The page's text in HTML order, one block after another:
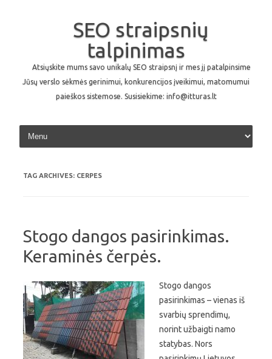
SEO straipsnių
talpinimas
Atsiųskite mums savo unikalų SEO straipsnį ir mes jį patalpinsime
Jūsų verslo sėkmės gerinimui, konkurencijos įveikimui, matomumui
paieškos sistemose. Susisiekime: info@itturas.lt
Skip to content
TAG ARCHIVES: CERPES
Stogo dangos pasirinkimas.
Keraminės čerpės.
Stogo dangos
pasirinkimas – vienas iš
svarbių sprendimų,
norint užbaigti namo
statybas. Nors